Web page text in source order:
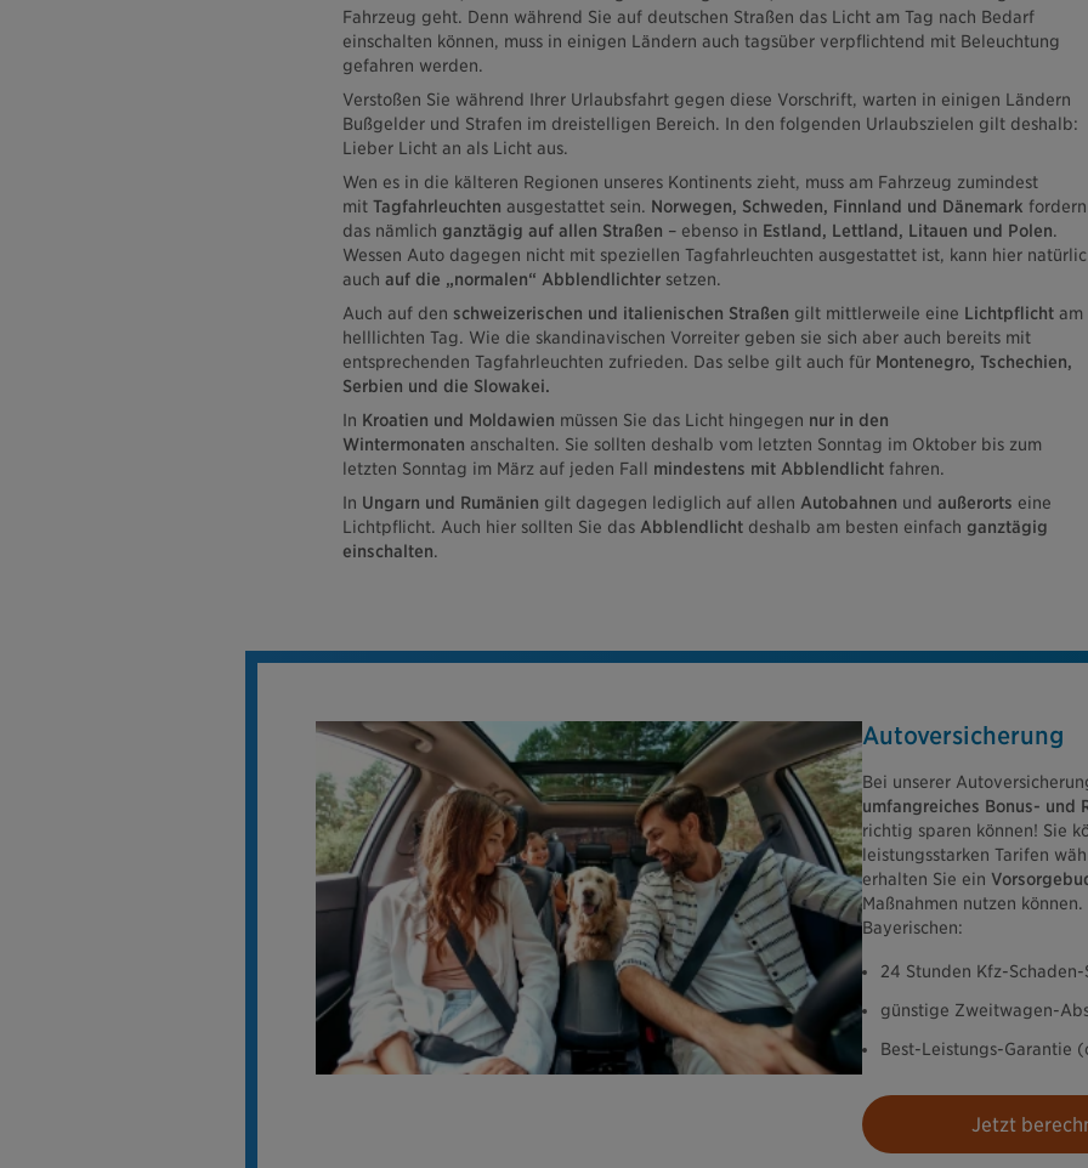
Fahrzeug geht. Denn während Sie auf deutschen Straßen das Licht am Tag nach Bedarf
einschalten können, muss in einigen Ländern auch tagsüber verpflichtend mit Beleuchtung
gefahren werden.
Verstoßen Sie während Ihrer Urlaubsfahrt gegen diese Vorschrift, warten in einigen Ländern
Bußgelder und Strafen im dreistelligen Bereich. In den folgenden Urlaubszielen gilt deshalb:
Lieber Licht an als Licht aus.
Wen es in die kälteren Regionen unseres Kontinents zieht, muss am Fahrzeug zumindest
mit Tagfahrleuchten ausgestattet sein. Norwegen, Schweden, Finnland und Dänemark fordern
das nämlich ganztägig auf allen Straßen – ebenso in Estland, Lettland, Litauen und Polen.
Wessen Auto dagegen nicht mit speziellen Tagfahrleuchten ausgestattet ist, kann hier
auch auf die „normalen“ Abblendlichtersetzen.
Auch auf den schweizerischen und italienischen Straßen gilt mittlerweile eine Lichtpflichtam
helllichten Tag. Wie die skandinavischen Vorreiter geben sie sich aber auch bereits mit
entsprechenden Tagfahrleuchten zufrieden. Das selbe gilt auch für Montenegro, Tschechien,
Serbien und die Slowakei.
In Kroatien und Moldawien müssen Sie das Licht hingegen nur in den
Wintermonaten anschalten. Sie sollten deshalb vom letzten Sonntag im Oktober bis zum
letzten Sonntag im März auf jeden Fall mindestens mit Abblendlichtfahren.
In Ungarn und Rumänien gilt dagegen lediglich auf allen Autobahnen und außerorts eine
Lichtpflicht. Auch hier sollten Sie dasAbblendlichtdeshalb am besten einfach ganztägig
einschalten.
Autoversicherung
Bei unserer
umfangreiches Bonus- und
richtig sparen können! Sie
leistungsstarken Tarifen
erhalten Sie ein
Maßnahmen nutzen
Bayerischen:
24 Stunden Kfz-Schaden-
günstige Zweitwagen-
Best-Leistungs-Garantie
Jetzt